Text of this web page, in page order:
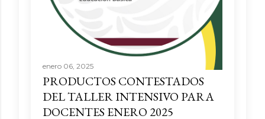
enero 06, 2025
PRODUCTOS CONTESTADOS
DEL TALLER INTENSIVO PARA
DOCENTES ENERO 2025